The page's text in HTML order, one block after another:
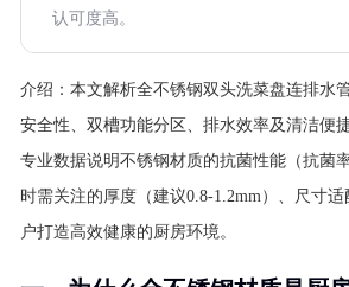
认可度高。
介绍： 本文解析全不锈钢双头洗菜盘连排水
安全性、双槽功能分区、排水效率及清洁便
专业数据说明不锈钢材质的抗菌性能（抗菌
时需关注的厚度（建议0.8-1.2mm）、尺寸
户打造高效健康的厨房环境。